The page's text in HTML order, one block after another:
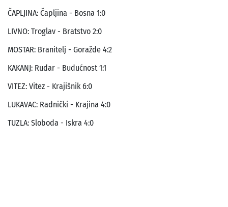
ČAPLJINA: Čapljina - Bosna 1:0
LIVNO: Troglav - Bratstvo 2:0
MOSTAR: Branitelj - Goražde 4:2
KAKANJ: Rudar - Budućnost 1:1
VITEZ: Vitez - Krajišnik 6:0
LUKAVAC: Radnički - Krajina 4:0
TUZLA: Sloboda - Iskra 4:0